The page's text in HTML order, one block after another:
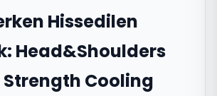
Hissedilen
Head&Shoulders
Cooling